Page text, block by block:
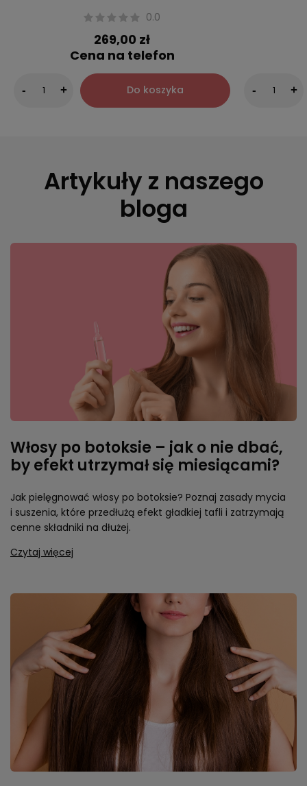
0.0
269,00 zł
Cena na telefon
- + Do koszyka - +
Artykuły z naszego
bloga
Włosy po botoksie – jak o nie dbać,
by efekt utrzymał się miesiącami?
Jak pielęgnować włosy po botoksie? Poznaj zasady mycia
i suszenia, które przedłużą efekt gładkiej tafli i zatrzymają
cenne składniki na dłużej.
Czytaj więcej